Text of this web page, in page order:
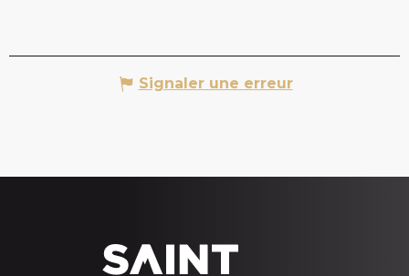
Signaler une erreur